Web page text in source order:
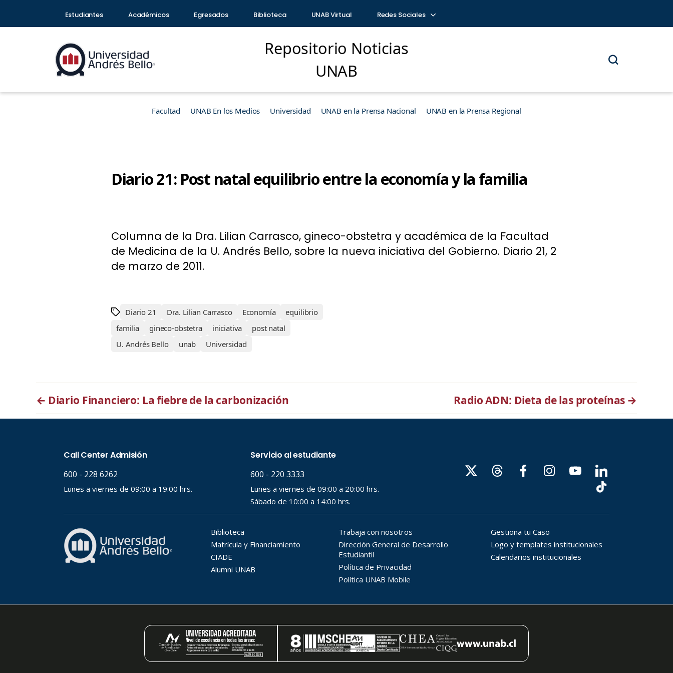
Estudiantes Académicos Egresados Biblioteca UNAB Virtual Redes Sociales
Repositorio Noticias
UNAB
Facultad UNAB En los Medios Universidad UNAB en la Prensa Nacional UNAB en la Prensa Regional
Diario 21: Post natal equilibrio entre la economía y la familia
Columna de la Dra. Lilian Carrasco, gineco-obstetra y académica de la Facultad
de Medicina de la U. Andrés Bello, sobre la nueva iniciativa del Gobierno. Diario 21, 2
de marzo de 2011.
Diario 21 Dra. Lilian Carrasco Economía
equilibrio
familia
gineco-obstetra iniciativa
post natal
U. Andrés Bello
unab Universidad
← Diario Financiero: La fiebre de la carbonización Radio ADN: Dieta de las proteínas →